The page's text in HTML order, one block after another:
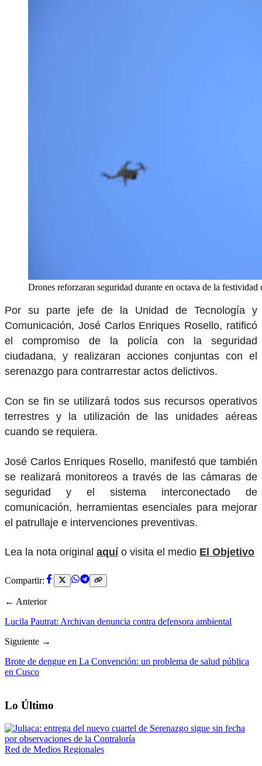
Drones reforzaran seguridad durante en octava de la
Por su parte jefe de la Unidad de Tecnología y
Comunicación, José Carlos Enriques Rosello, ratificó
el compromiso de la policía con la seguridad
ciudadana, y realizaran acciones conjuntas con el
serenazgo para contrarrestar actos delictivos.
Con se fin se utilizará todos sus recursos operativos
terrestres y la utilización de las unidades aéreas
cuando se requiera.
José Carlos Enriques Rosello, manifestó que también
se realizará monitoreos a través de las cámaras de
seguridad y el sistema interconectado de
comunicación, herramientas esenciales para mejorar
el patrullaje e intervenciones preventivas.
Lea la nota original aquí o visita el medio El Objetivo
Compartir:
← Anterior
Lucila Pautrat: Archivan denuncia contra defensora ambiental
Siguiente →
Brote de dengue en La Convención: un problema de salud pública
en Cusco
Lo Último
Red de Medios Regionales